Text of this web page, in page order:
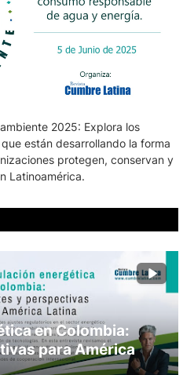
2025: Explora los
están desarrollando la forma
protegen, conservan y
Latinoamérica.
en Colombia:
para América